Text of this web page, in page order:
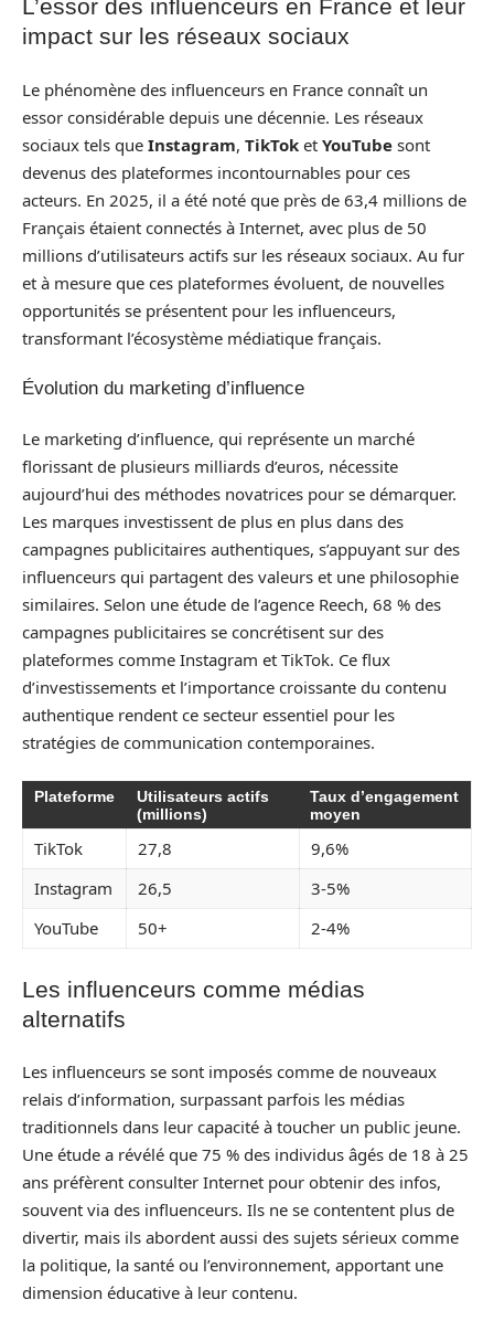
L’essor des influenceurs en France et leur
impact sur les réseaux sociaux
Le phénomène des influenceurs en France connaît un
essor considérable depuis une décennie. Les réseaux
sociaux tels que Instagram, TikTok et YouTube sont
devenus des plateformes incontournables pour ces
acteurs. En 2025, il a été noté que près de 63,4 millions de
Français étaient connectés à Internet, avec plus de 50
millions d’utilisateurs actifs sur les réseaux sociaux. Au fur
et à mesure que ces plateformes évoluent, de nouvelles
opportunités se présentent pour les influenceurs,
transformant l’écosystème médiatique français.
Évolution du marketing d’influence
Le marketing d’influence, qui représente un marché
florissant de plusieurs milliards d’euros, nécessite
aujourd’hui des méthodes novatrices pour se démarquer.
Les marques investissent de plus en plus dans des
campagnes publicitaires authentiques, s’appuyant sur des
influenceurs qui partagent des valeurs et une philosophie
similaires. Selon une étude de l’agence Reech, 68 % des
campagnes publicitaires se concrétisent sur des
plateformes comme Instagram et TikTok. Ce flux
d’investissements et l’importance croissante du contenu
authentique rendent ce secteur essentiel pour les
stratégies de communication contemporaines.
Plateforme
Utilisateurs actifs
(millions)
Taux d’engagement
moyen
TikTok 27,8
9,6%
Instagram
26,5
3-5%
YouTube
50+ 2-4%
Les influenceurs comme médias
alternatifs
Les influenceurs se sont imposés comme de nouveaux
relais d’information, surpassant parfois les médias
traditionnels dans leur capacité à toucher un public jeune.
Une étude a révélé que 75 % des individus âgés de 18 à 25
ans préfèrent consulter Internet pour obtenir des infos,
souvent via des influenceurs. Ils ne se contentent plus de
divertir, mais ils abordent aussi des sujets sérieux comme
la politique, la santé ou l’environnement, apportant une
dimension éducative à leur contenu.